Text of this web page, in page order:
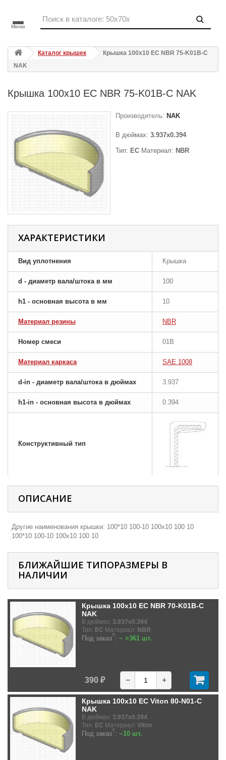
Меню
Каталог крышек
Крышка 100x10 EC NBR 75-K01B-C
NAK
Крышка 100x10 EC NBR 75-K01B-C NAK
Производитель: NAK
В дюймах: 3.937x0.394
Тип: EC Материал: NBR
ХАРАКТЕРИСТИКИ
Вид уплотнения Крышка
d - диаметр вала/штока в мм 100
h1 - основная высота в мм 10
Материал резины NBR
Номер смеси 01B
Материал каркаса SAE 1008
d-in - диаметр вала/штока в дюймах 3.937
h1-in - основная высота в дюймах 0.394
Конструктивный тип
ОПИСАНИЕ
Другие наименования крышки: 100*10 100-10 100х10 100 10
100*10 100-10 100х10 100 10
БЛИЖАЙШИЕ ТИПОРАЗМЕРЫ В
НАЛИЧИИ
Крышка 100x10 EC NBR 70-K01B-C
NAK
В дюймах: 3.937x0.394
Тип: EC Материал: NBR
Под заказ?: ~ >361 шт.
390 ₽ − +
Крышка 100x10 EC Viton 80-N01-C
NAK
В дюймах: 3.937x0.394
Тип: EC Материал: Viton
Под заказ?: ~10 шт.